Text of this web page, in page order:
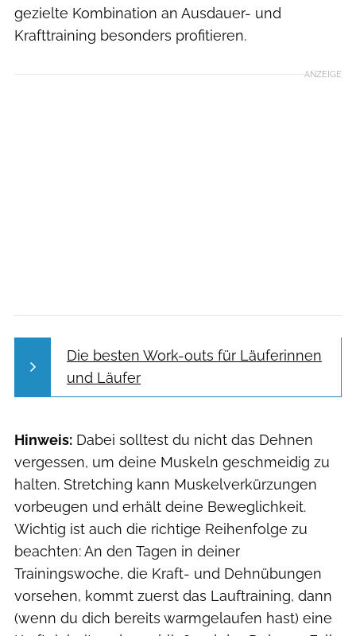
gezielte Kombination an Ausdauer- und
Krafttraining besonders profitieren.
ANZEIGE
Die besten Work-outs für Läuferinnen
und Läufer
Hinweis: Dabei solltest du nicht das Dehnen
vergessen, um deine Muskeln geschmeidig zu
halten. Stretching kann Muskelverkürzungen
vorbeugen und erhält deine Beweglichkeit.
Wichtig ist auch die richtige Reihenfolge zu
beachten: An den Tagen in deiner
Trainingswoche, die Kraft- und Dehnübungen
vorsehen, kommt zuerst das Lauftraining, dann
(wenn du dich bereits warmgelaufen hast) eine